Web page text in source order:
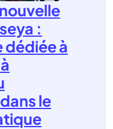
:
à
le